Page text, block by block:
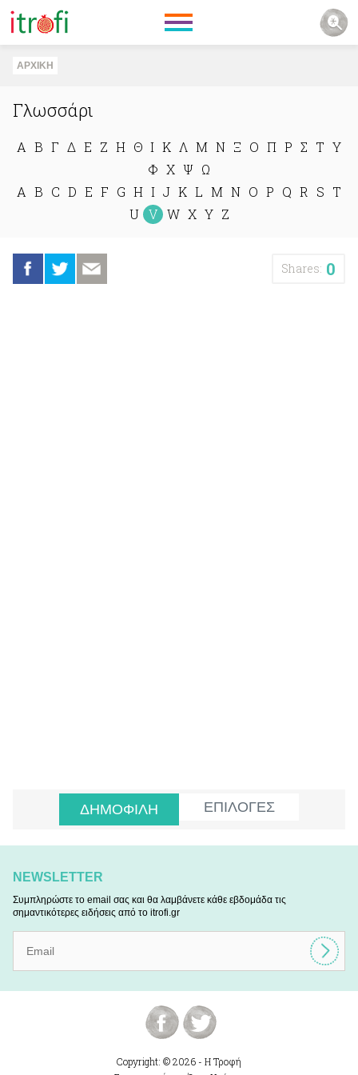
ΑΡΧΙΚΗ
Γλωσσάρι
Α Β Γ Δ Ε Ζ Η Θ Ι Κ Λ Μ Ν Ξ Ο Π Ρ Σ Τ Υ
Φ Χ Ψ Ω
A B C D E F G H I J K L M N O P Q R S T
U V W X Y Z
Shares: 0
ΔΗΜΟΦΙΛΗ ΕΠΙΛΟΓΕΣ
NEWSLETTER
Συμπληρώστε το email σας και θα λαμβάνετε κάθε εβδομάδα τις
σημαντικότερες ειδήσεις από το itrofi.gr
Copyright: © 2026 - Η Τροφή